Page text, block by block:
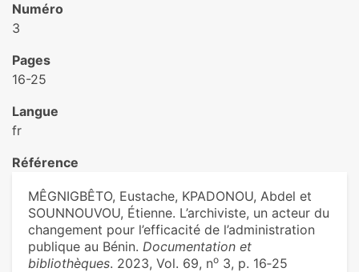
Numéro
3
Pages
16-25
Langue
fr
Référence
MÊGNIGBÊTO, Eustache, KPADONOU, Abdel et
SOUNNOUVOU, Étienne. L’archiviste, un acteur du
changement pour l’efficacité de l’administration
publique au Bénin. Documentation et
bibliothèques. 2023, Vol. 69, no 3, p. 16‑25